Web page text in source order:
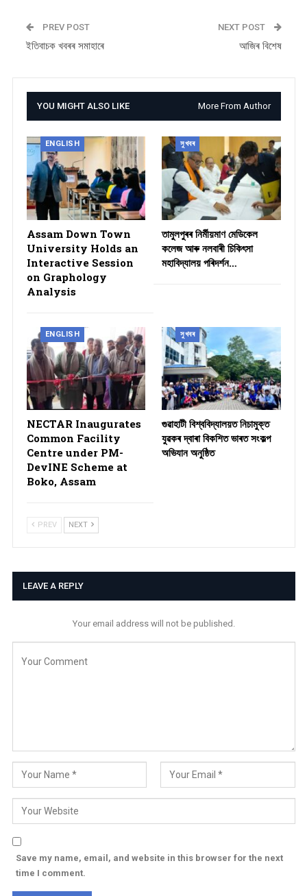
PREV POST
ইতিবাচক খবৰৰ সমাহাৰে
NEXT POST
আজিৰ বিশেষ
YOU MIGHT ALSO LIKE More From Author
ENGLISH
Assam Down Town
University Holds an
Interactive Session
on Graphology
Analysis
সুখবৰ
তামুলপুৰৰ নিৰ্মীয়মাণ মেডিকেল
কলেজ আৰু নলবাৰী চিকিৎসা
মহাবিদ্যালয় পৰিদৰ্শন…
ENGLISH
NECTAR Inaugurates
Common Facility
Centre under PM-
DevINE Scheme at
Boko, Assam
সুখবৰ
গুৱাহাটী বিশ্ববিদ্যালয়ত নিচামুক্ত
যুৱকৰ দ্বাৰা বিকশিত ভাৰত সংকল্প
অভিযান অনুষ্ঠিত
PREV NEXT
LEAVE A REPLY
Your email address will not be published.
Save my name, email, and website in this browser for the next
time I comment.